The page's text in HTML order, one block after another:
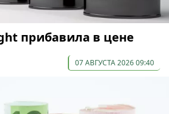
прибавила в цене
07 АВГУСТА 2026 09:40